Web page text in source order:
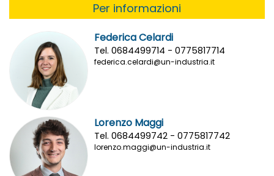
Per informazioni
Federica Celardi
Tel. 0684499714 - 0775817714
federica.celardi@un-industria.it
Lorenzo Maggi
Tel. 0684499742 - 0775817742
lorenzo.maggi@un-industria.it